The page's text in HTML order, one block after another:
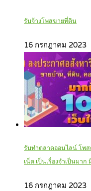
รับจ้างโพสขายที่ดิน
16 กรกฎาคม 2023
รับทำตลาดออนไลน์ โพ
เน็ต เป็นเรื่องจำเป็นมาก
16 กรกฎาคม 2023